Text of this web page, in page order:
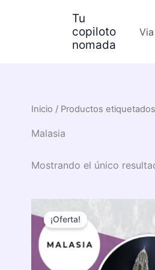
Tu
copiloto
nomada
Inicio / Productos etiquetados
Malasia
Mostrando el único
¡Oferta!